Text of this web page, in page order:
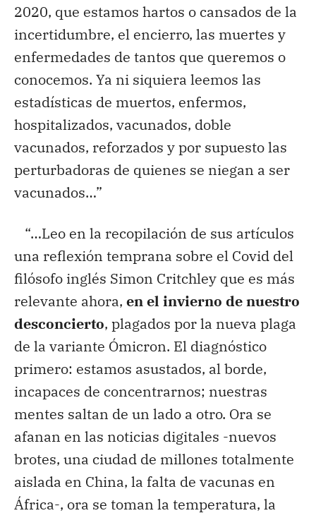
2020, que estamos hartos o cansados de la
incertidumbre, el encierro, las muertes y
enfermedades de tantos que queremos o
conocemos. Ya ni siquiera leemos las
estadísticas de muertos, enfermos,
hospitalizados, vacunados, doble
vacunados, reforzados y por supuesto las
perturbadoras de quienes se niegan a ser
vacunados…”
“…Leo en la recopilación de sus artículos
una reflexión temprana sobre el Covid del
filósofo inglés Simon Critchley que es más
relevante ahora, en el invierno de nuestro
desconcierto, plagados por la nueva plaga
de la variante Ómicron. El diagnóstico
primero: estamos asustados, al borde,
incapaces de concentrarnos; nuestras
mentes saltan de un lado a otro. Ora se
afanan en las noticias digitales -nuevos
brotes, una ciudad de millones totalmente
aislada en China, la falta de vacunas en
África-, ora se toman la temperatura, la